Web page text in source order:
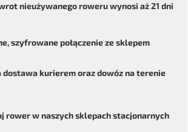
nieużywanego roweruwynosi aż 21 dni
, szyfrowanepołączenie ze sklepem
dostawa kurieremoraz dowóz na terenie
rowerw naszych sklepach stacjonarnych